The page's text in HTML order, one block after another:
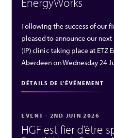
Following the success of our
pleased to announce our
(IP) clinic taking place at ETZ
Aberdeen on Wednesday 24
DÉTAILS DE L'ÉVÉNEMENT
EVENT - 2ND JUIN 2026
HGF est fier d’être